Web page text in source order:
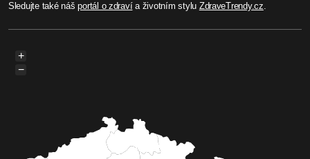
Sledujte také nášportál o zdravía životním stylu ZdraveTrendy.cz.
+
−